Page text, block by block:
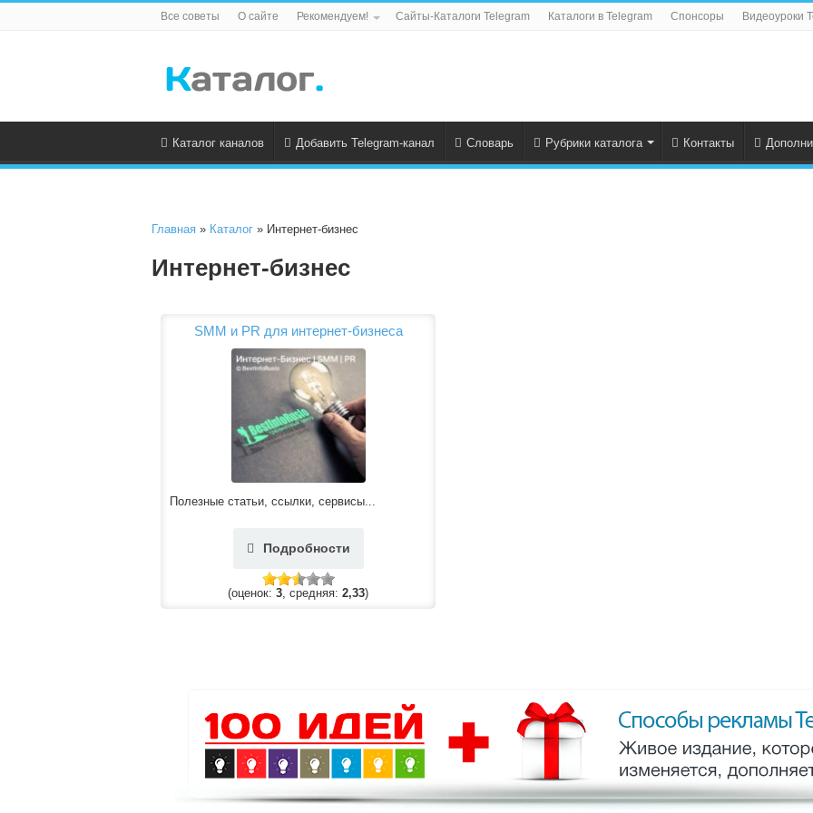
Все советы О сайте Рекомендуем! Сайты-Каталоги Telegram Каталоги в Telegram Спонсоры Видеоуроки
Каталог каналов Добавить Telegram-канал Словарь Рубрики каталога Контакты
Главная » Каталог » Интернет-бизнес
Интернет-бизнес
SMM и PR для интернет-бизнеса
Полезные статьи, ссылки, сервисы...
Подробности
(оценок: 3, средняя: 2,33)